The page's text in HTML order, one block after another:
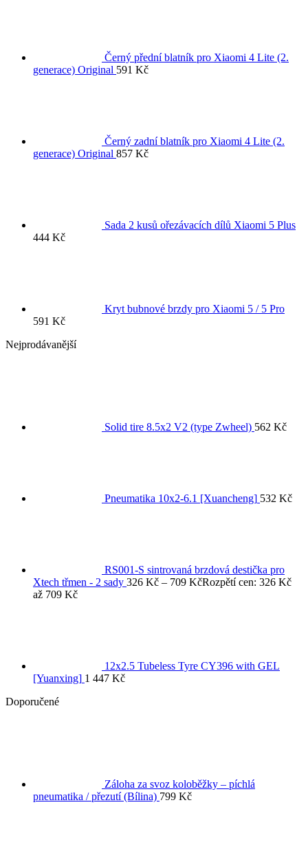
Černý přední blatník pro Xiaomi 4 Lite (2.
generace) Original 591 Kč
Černý zadní blatník pro Xiaomi 4 Lite (2.
generace) Original 857 Kč
Sada 2 kusů ořezávacích dílů Xiaomi 5 Plus
444 Kč
Kryt bubnové brzdy pro Xiaomi 5 / 5 Pro
591 Kč
Nejprodávanější
Solid tire 8.5x2 V2 (type Zwheel) 562 Kč
Pneumatika 10x2-6.1 [Xuancheng] 532 Kč
RS001-S sintrovaná brzdová destička pro
Xtech třmen - 2 sady 326 Kč – 709 KčRozpětí cen: 326 Kč
až 709 Kč
12x2.5 Tubeless Tyre CY396 with GEL
[Yuanxing] 1 447 Kč
Doporučené
Záloha za svoz koloběžky – píchlá
pneumatika / přezutí (Bílina) 799 Kč